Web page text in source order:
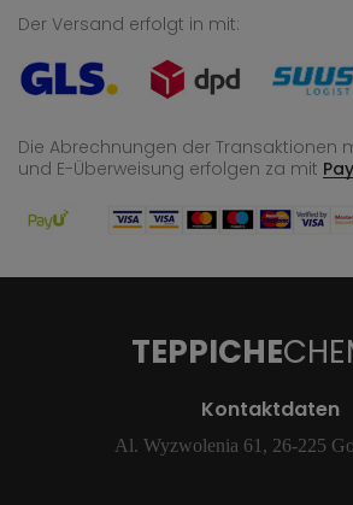
Der Versand erfolgt in mit:
Die Abrechnungen der Transaktionen
und E-Überweisung erfolgen za mit
TEPPICHE
Kontaktdaten
Al. Wyzwolenia 61, 26-225